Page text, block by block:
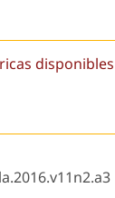
disponibles